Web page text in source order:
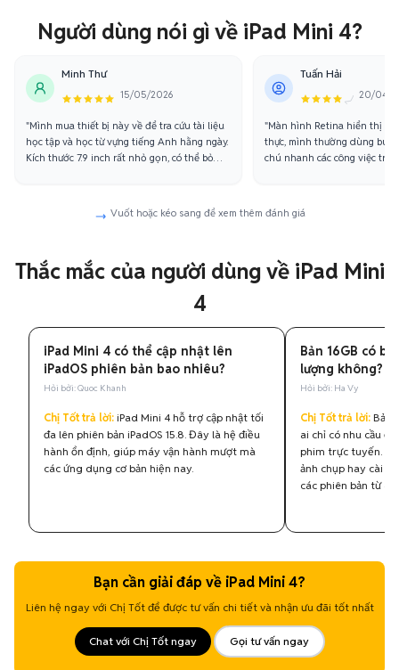
Người dùng nói gì về iPad Mini 4?
Minh Thư
15/05/2026
"Mình mua thiết bị này về để tra cứu tài liệu
học tập và học từ vựng tiếng Anh hằng ngày.
Kích thước 7.9 inch rất nhỏ gọn, có thể bỏ
Tuấn Hải
20/04/
"Màn hình Retina hiển thị
thực, mình thường dùng bút
chú nhanh các công việc
mái."
Vuốt hoặc kéo sang để xem thêm đánh giá
Thắc mắc của người dùng về iPad Mini
4
iPad Mini 4 có thể cập nhật lên
iPadOS phiên bản bao nhiêu?
Hỏi bởi: Quoc Khanh
Chị Tốt trả lời: iPad Mini 4 hỗ trợ cập nhật tối
đa lên phiên bản iPadOS 15.8. Đây là hệ điều
hành ổn định, giúp máy vận hành mượt mà
các ứng dụng cơ bản hiện nay.
Bản 16GB có
lượng không?
Hỏi bởi: Ha Vy
Chị Tốt trả lời: Bản
ai chỉ có nhu cầu
phim trực tuyến.
ảnh chụp hay cài
các phiên bản từ
Bạn cần giải đáp về iPad Mini 4?
Liên hệ ngay với Chị Tốt để được tư vấn chi tiết và nhận ưu đãi tốt nhất
Chat với Chị Tốt ngay Gọi tư vấn ngay